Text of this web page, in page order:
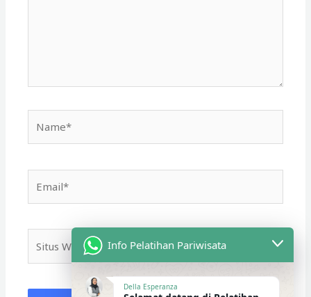
Web
Info Pelatihan Pariwisata
Della Esperanza